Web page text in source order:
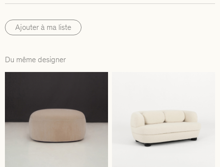
Ajouter à ma liste
Du même designer